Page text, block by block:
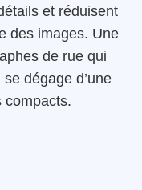
et réduisent
des images. Une
de rue qui
dégage d’une
compacts.